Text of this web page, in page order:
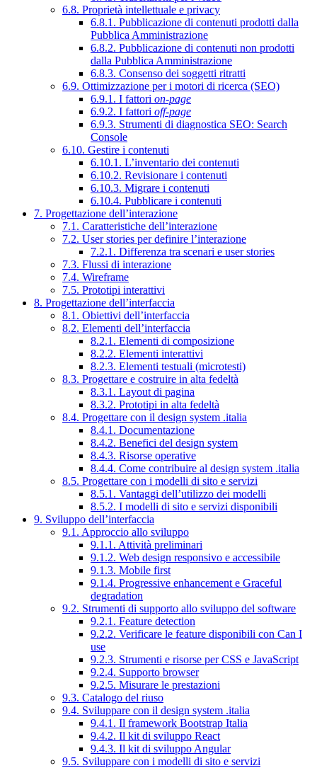
6.8. Proprietà intellettuale e privacy
6.8.1. Pubblicazione di contenuti prodotti dalla
Pubblica Amministrazione
6.8.2. Pubblicazione di contenuti non prodotti
dalla Pubblica Amministrazione
6.8.3. Consenso dei soggetti ritratti
6.9. Ottimizzazione per i motori di ricerca (SEO)
6.9.1. I fattori on-page
6.9.2. I fattori off-page
6.9.3. Strumenti di diagnostica SEO: Search
Console
6.10. Gestire i contenuti
6.10.1. L’inventario dei contenuti
6.10.2. Revisionare i contenuti
6.10.3. Migrare i contenuti
6.10.4. Pubblicare i contenuti
7. Progettazione dell’interazione
7.1. Caratteristiche dell’interazione
7.2. User stories per definire l’interazione
7.2.1. Differenza tra scenari e user stories
7.3. Flussi di interazione
7.4. Wireframe
7.5. Prototipi interattivi
8. Progettazione dell’interfaccia
8.1. Obiettivi dell’interfaccia
8.2. Elementi dell’interfaccia
8.2.1. Elementi di composizione
8.2.2. Elementi interattivi
8.2.3. Elementi testuali (microtesti)
8.3. Progettare e costruire in alta fedeltà
8.3.1. Layout di pagina
8.3.2. Prototipi in alta fedeltà
8.4. Progettare con il design system .italia
8.4.1. Documentazione
8.4.2. Benefici del design system
8.4.3. Risorse operative
8.4.4. Come contribuire al design system .italia
8.5. Progettare con i modelli di sito e servizi
8.5.1. Vantaggi dell’utilizzo dei modelli
8.5.2. I modelli di sito e servizi disponibili
9. Sviluppo dell’interfaccia
9.1. Approccio allo sviluppo
9.1.1. Attività preliminari
9.1.2. Web design responsivo e accessibile
9.1.3. Mobile first
9.1.4. Progressive enhancement e Graceful
degradation
9.2. Strumenti di supporto allo sviluppo del software
9.2.1. Feature detection
9.2.2. Verificare le feature disponibili con Can I
use
9.2.3. Strumenti e risorse per CSS e JavaScript
9.2.4. Supporto browser
9.2.5. Misurare le prestazioni
9.3. Catalogo del riuso
9.4. Sviluppare con il design system .italia
9.4.1. Il framework Bootstrap Italia
9.4.2. Il kit di sviluppo React
9.4.3. Il kit di sviluppo Angular
9.5. Sviluppare con i modelli di sito e servizi